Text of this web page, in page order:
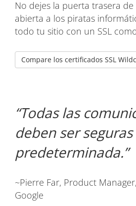
No dejes la puerta trasera
abierta a los piratas
todo tu sitio con un SSL
Compare los certificados SSL
Todas las
deben ser
predeterminada.
~Pierre Far, Product Manager,
Google